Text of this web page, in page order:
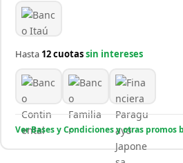
Hasta 12 cuotassin intereses
Ver Bases y Condiciones y otras promos